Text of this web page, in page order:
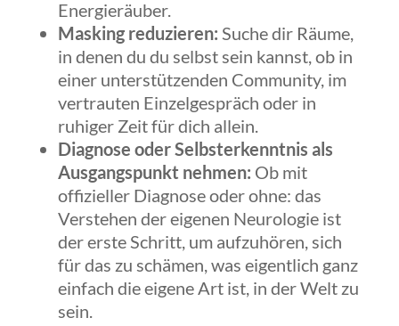
Energieräuber.
Masking reduzieren: Suche dir Räume,
in denen du du selbst sein kannst, ob in
einer unterstützenden Community, im
vertrauten Einzelgespräch oder in
ruhiger Zeit für dich allein.
Diagnose oder Selbsterkenntnis als
Ausgangspunkt nehmen: Ob mit
offizieller Diagnose oder ohne: das
Verstehen der eigenen Neurologie ist
der erste Schritt, um aufzuhören, sich
für das zu schämen, was eigentlich ganz
einfach die eigene Art ist, in der Welt zu
sein.